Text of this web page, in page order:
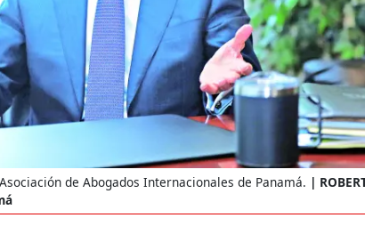
de Abogados Internacionales de Panamá.
Un fuerte terremoto de
7,1 se registró este martes 28
julio en la prefectura de
al sur de Japón, provocando una
emergencia de gran...